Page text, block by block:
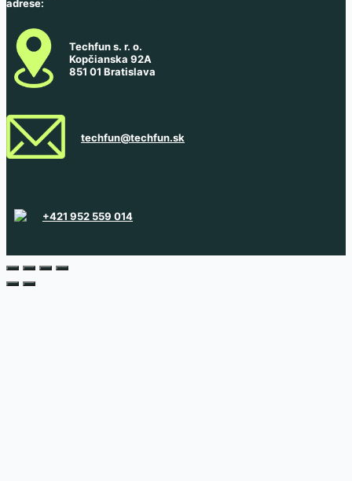
adrese:
Techfun s. r. o.
Kopčianska 92A
851 01 Bratislava
techfun@techfun.sk
+421 952 559 014